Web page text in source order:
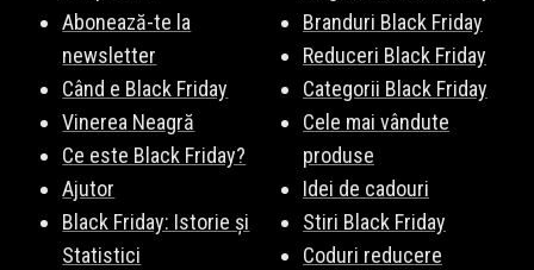
Abonează-te la
newsletter
Când e Black Friday
Vinerea Neagră
Ce este Black Friday?
Ajutor
Black Friday: Istorie și
Statistici
Branduri Black Friday
Reduceri Black Friday
Categorii Black Friday
Cele mai vândute
produse
Idei de cadouri
Stiri Black Friday
Coduri reducere